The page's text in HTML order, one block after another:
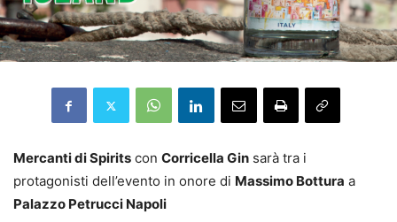
Mercanti di Spirits con Corricella Gin sarà tra i
protagonisti dell’evento in onore di Massimo Bottura a
Palazzo Petrucci Napoli